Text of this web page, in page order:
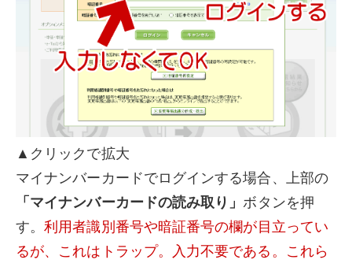
▲クリックで拡大
マイナンバーカードでログインする場合、上部の
「マイナンバーカードの読み取り」 ボタンを押
す。利用者識別番号や暗証番号の欄が目立ってい
るが、これはトラップ。入力不要である。
これら